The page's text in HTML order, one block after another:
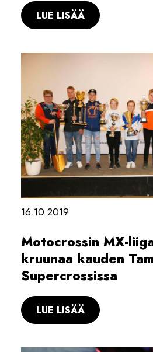
LUE LISÄÄ
16.10.2019
Motocrossin MX-
kruunaa kauden
Supercrossissa
LUE LISÄÄ